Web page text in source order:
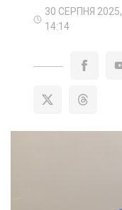
30 СЕРПНЯ 2025,
14:14